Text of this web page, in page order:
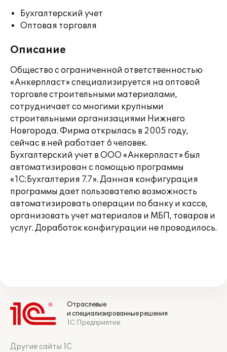
Бухгалтерский учет
Оптовая торговля
Описание
Общество с ограниченной ответственностью
«Анкерпласт» специализируется на оптовой
торговле строительными материалами,
сотрудничает со многими крупными
строительными организациями Нижнего
Новгорода. Фирма открылась в 2005 году,
сейчас в ней работает 6 человек.
Бухгалтерский учет в ООО «Анкерпласт» был
автоматизирован с помощью программы
«1С:Бухгалтерия 7.7». Данная конфигурация
программы дает пользователю возможность
автоматизировать операции по банку и кассе,
организовать учет материалов и МБП, товаров и
услуг. Доработок конфигурации не проводилось.
Отраслевые
и специализированные решения
1С:Предприятие
Другие сайты 1С